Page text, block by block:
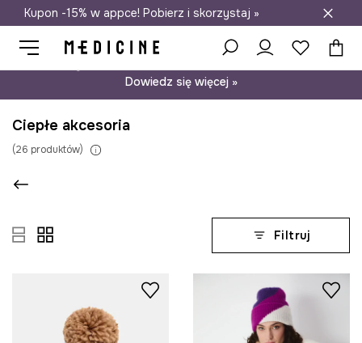
Darmowa dostawa do salonów
Kupon -15% w appce! Pobierz i skorzystaj »
Dowiedz się więcej »
Ciepłe akcesoria
(26 produktów)
Filtruj